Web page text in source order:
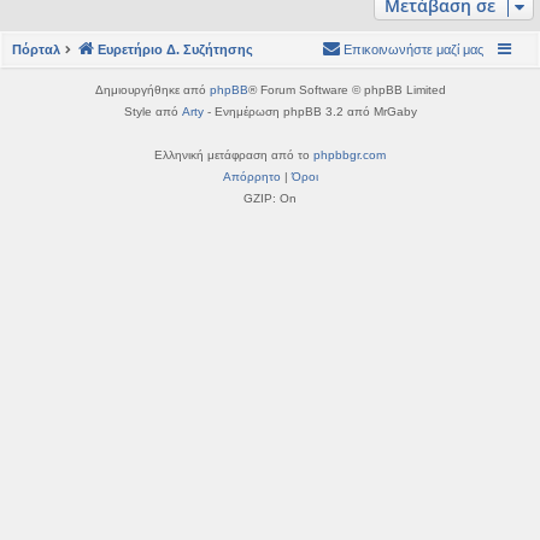
η
Μετάβαση σε
Πόρταλ Ευρετήριο Δ. Συζήτησης Επικοινωνήστε μαζί μας
Δημιουργήθηκε από phpBB® Forum Software © phpBB Limited
Style από Arty- Ενημέρωση phpBB 3.2 από MrGaby
Ελληνική μετάφραση από το phpbbgr.com
Απόρρητο |Όροι
GZIP: On